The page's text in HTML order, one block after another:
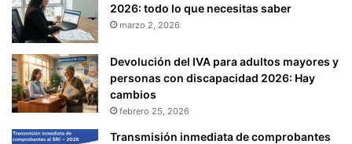
2026: todo lo que necesitas saber
marzo 2, 2026
Devolución del IVA para adultos mayores y
personas con discapacidad 2026: Hay
cambios
febrero 25, 2026
Transmisión inmediata de comprobantes